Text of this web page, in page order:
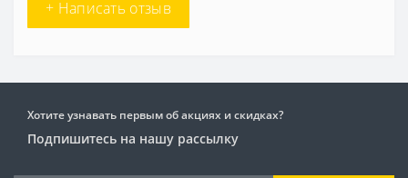
+ Написать отзыв
Хотите узнавать первым об акциях и скидках?
Подпишитесь на нашу рассылку